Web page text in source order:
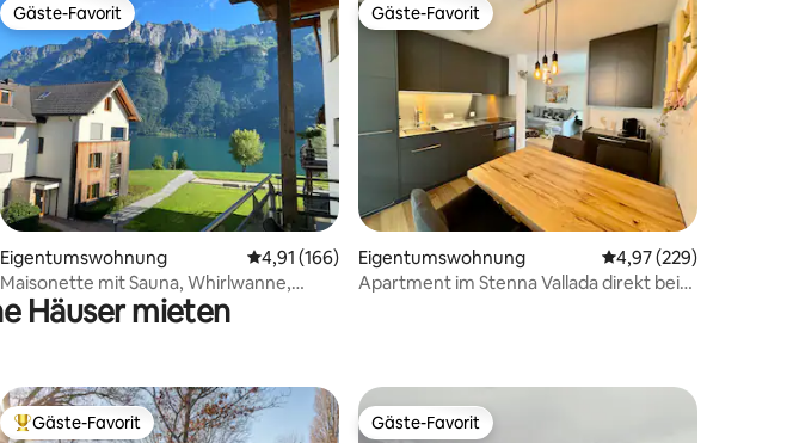
Bewertung: 4,95 von 5, 107 Bewertungen
Gäste-Favorit
Gäste-Favorit
Eigentumswohnung Durchschnittliche Bewertung: 4,91 von 5, 166 Bewertungen
4,91 (166)
Maisonette mit Sauna, Whirlwanne,
Berg- &Seesicht!
Gäste-Favorit
Gäste-Favorit
Eigentumswohnung Durchschnittliche
4,97 (229)
Apartment im Stenna Vallada direkt bei
Häuser mieten
Beliebter Gäste-Favorit.
Gäste-Favorit Gäste-Favorit
Gäste-Favorit